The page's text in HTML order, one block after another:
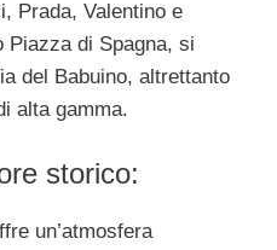
Prada, Valentino e
Piazza di Spagna, si
del Babuino, altrettanto
alta gamma.
storico:
un’atmosfera